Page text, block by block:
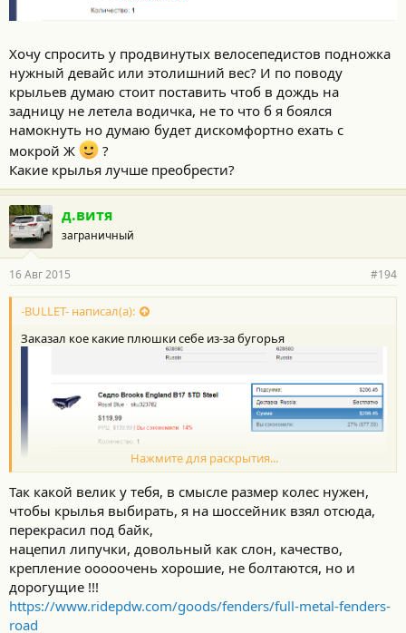
Хочу спросить у продвинутых велосепедистов подножка
нужный девайс или этолишний вес? И по поводу
крыльев думаю стоит поставить чтоб в дождь на
задницу не летела водичка, не то что б я боялся
намокнуть но думаю будет дискомфортно ехать с
мокрой Ж
?
Какие крылья лучше преобрести?
д.витя
заграничный
16 Авг 2015 #194
-BULLET- написал(а):
Заказал кое какие плюшки себе из-за бугорья
Нажмите для раскрытия...
Так какой велик у тебя, в смысле размер колес нужен,
чтобы крылья выбирать, я на шоссейник взял отсюда,
перекрасил под байк,
нацепил липучки, довольный как слон, качество,
крепление ооооочень хорошие, не болтаются, но и
дорогущие !!!
https://www.ridepdw.com/goods/fenders/full-metal-fenders-
road